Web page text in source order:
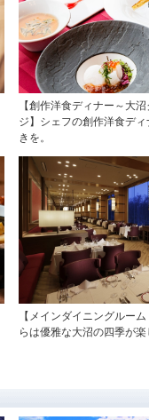
【創作洋食ディナー～大
ジ】シェフの創作洋食デ
きを。
【メインダイニングルー
らは優雅な大沼の四季が楽